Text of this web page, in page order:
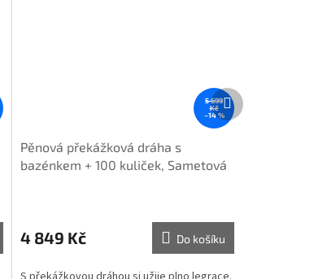
5 699
Kč
–14 %
Pěnová překážková dráha s
bazénkem + 100 kuliček, Sametová
4 849 Kč Do košíku
Další
produkt